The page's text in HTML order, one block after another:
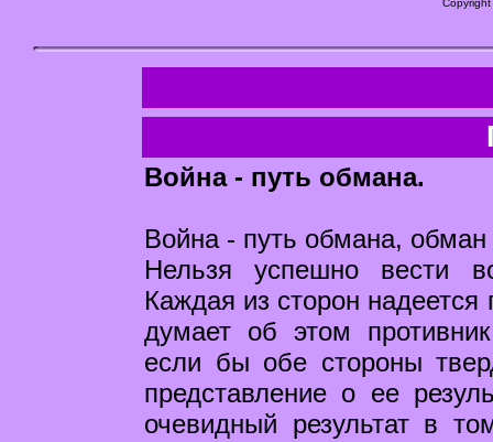
Война - путь обмана.
Война - путь обмана,
Нельзя успешно вести
Каждая из сторон
думает об этом
если бы обе стороны
представление о ее
очевидный результат в